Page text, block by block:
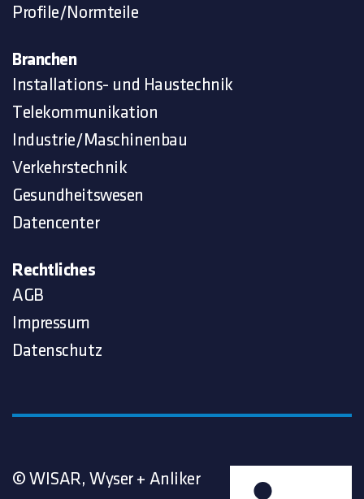
Profile/Normteile
Branchen
Installations- und Haustechnik
Telekommunikation
Industrie/Maschinenbau
Verkehrstechnik
Gesundheitswesen
Datencenter
Rechtliches
AGB
Impressum
Datenschutz
© WISAR, Wyser + Anliker